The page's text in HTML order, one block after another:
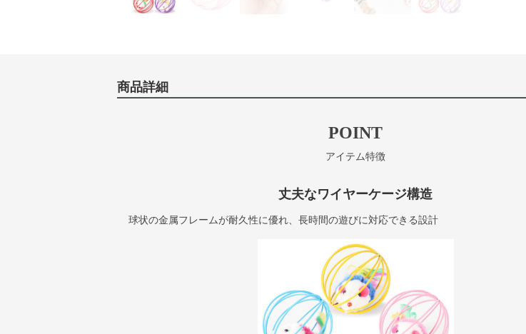
商品詳細
POINT
アイテム特徴
丈夫なワイヤーケージ構造
球状の金属フレームが耐久性に優れ、長時間の遊びに対応できる設計